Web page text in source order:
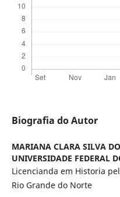
Biografia do Autor
MARIANA CLARA SILVA
UNIVERSIDADE FEDERAL
Licencianda em Historia
Rio Grande do Norte